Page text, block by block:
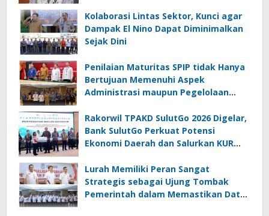
Kolaborasi Lintas Sektor, Kunci agar
Dampak El Nino Dapat Diminimalkan
Sejak Dini
Penilaian Maturitas SPIP tidak Hanya
Bertujuan Memenuhi Aspek
Administrasi maupun Pegelolaan
Rakorwil TPAKD SulutGo 2026 Digelar,
Bank SulutGo Perkuat Potensi
Ekonomi Daerah dan Salurkan KUR
Lurah Memiliki Peran Sangat
Strategis sebagai Ujung Tombak
Pemerintah dalam Memastikan Data